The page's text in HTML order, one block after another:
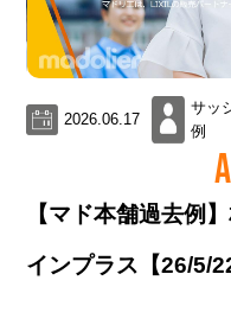
2026.06.17
サッ
例
【マド本舗過去例
インプラス【26/5/